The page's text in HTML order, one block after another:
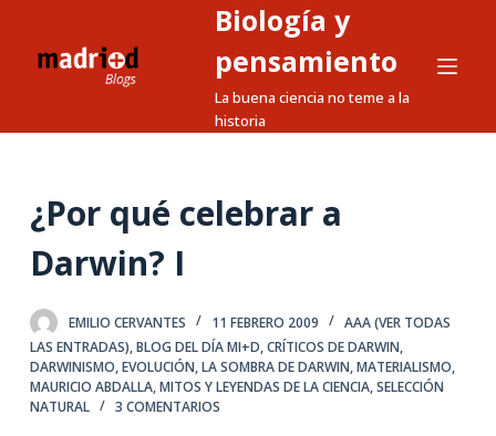
a
n
e
n
Biología y
pensamiento
La buena ciencia no teme a la
historia
¿Por qué celebrar a
Darwin? I
EMILIO CERVANTES 11 FEBRERO 2009
AAA (VER TODAS
LAS ENTRADAS),BLOG DEL DÍA MI+D,CRÍTICOS DE DARWIN,
DARWINISMO,EVOLUCIÓN,LA SOMBRA DE DARWIN,MATERIALISMO,
MAURICIO ABDALLA,MITOS Y LEYENDAS DE LA CIENCIA,SELECCIÓN
NATURAL
3 COMENTARIOS